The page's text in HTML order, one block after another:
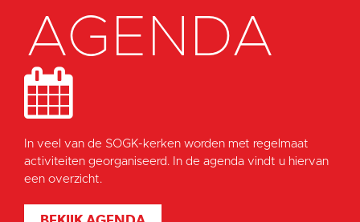
AGENDA
In veel van de SOGK-kerken worden met regelmaat
activiteiten georganiseerd. In de agenda vindt u hiervan
een overzicht.